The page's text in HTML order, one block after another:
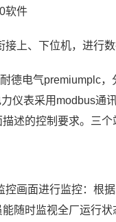
软件
上、下位机，进行
电气premiumplc，
仪表采用modbus通
述的控制要求。三
面进行监控：根据
随时监视全厂运行